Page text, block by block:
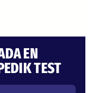
EN
TEST